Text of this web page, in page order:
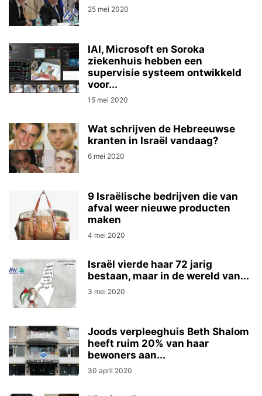
25 mei 2020
IAI, Microsoft en Soroka
ziekenhuis hebben een
supervisie systeem ontwikkeld
voor...
15 mei 2020
Wat schrijven de Hebreeuwse
kranten in Israël vandaag?
6 mei 2020
9 Israëlische bedrijven die van
afval weer nieuwe producten
maken
4 mei 2020
Israël vierde haar 72 jarig
bestaan, maar in de wereld van...
3 mei 2020
Joods verpleeghuis Beth Shalom
heeft ruim 20% van haar
bewoners aan...
30 april 2020